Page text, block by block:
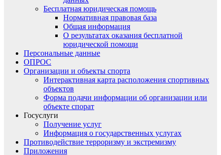
Бесплатная юридическая помощь
Нормативная правовая база
Общая информация
О результатах оказания бесплатной
юридической помощи
Персональные данные
ОПРОС
Организации и объекты спорта
Интерактивная карта расположения спортивных
объектов
Форма подачи информации об организации или
объекте спорат
Госуслуги
Получение услуг
Информация о государственных услугах
Противодействие терроризму и экстремизму
Приложения